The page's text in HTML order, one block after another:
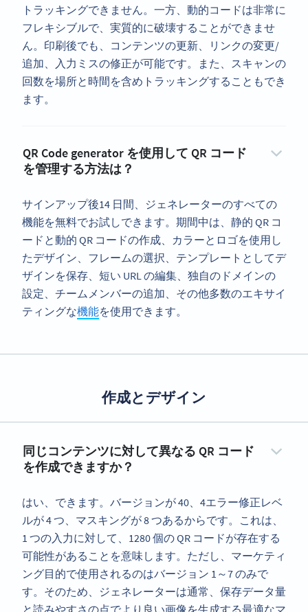
トラッキングできません。一方、動的コードは非常に
フレキシブルで、実質的に破壊することができませ
ん。印刷後でも、コンテンツの更新、リンクの変更/
追加、入力ミスの修正が可能です。また、スキャンの
回数を場所と時間を含めトラッキングすることもでき
ます。
QR Code generator を使用して QR コード
を管理する方法は？
サインアップ後14 日間、ジェネレーターのすべての
機能を無料でお試しできます。期間中は、静的 QR コ
ードと動的 QR コードの作成、カラーとロゴを使用し
たデザイン、フレームの選択、テンプレートとしてデ
ザインを保存、短い URL の編集、独自のドメインの
設定、チームメンバーの追加、その他多数のエキサイ
ティングな機能を使用できます。
作成とデザイン
同じコンテンツに対して異なる QR コード
を作成できますか？
はい、できます。バージョンが 40、4エラー修正レベ
ルが 4 つ、マスキングが 8 つあるからです。これは、
1 つの入力に対して、1280 個の QR コードが存在する
可能性があることを意味します。ただし、マーケティ
ング目的で使用されるのはバージョン 1～7 のみで
す。そのため、ジェネレーターは通常、保存データ量
と読みやすさの点でより良い画像を生成する最適なマ